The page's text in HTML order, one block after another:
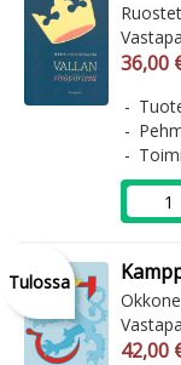
36,00
Tulossa
42,00